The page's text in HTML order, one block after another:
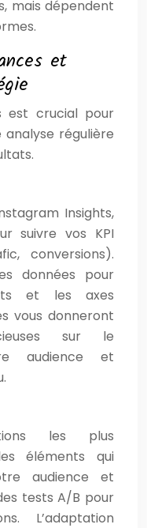
mais dépendent
et
est crucial pour
régulière
Insights,
suivre vos KPI
conversions).
données pour
et les axes
vous donneront
sur le
audience et
les plus
éléments qui
audience et
tests A/B pour
L’adaptation